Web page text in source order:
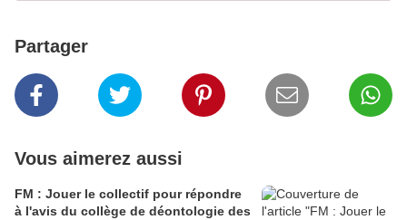
Partager
Vous aimerez aussi
FM : Jouer le collectif pour répondre
à l'avis du collège de déontologie des